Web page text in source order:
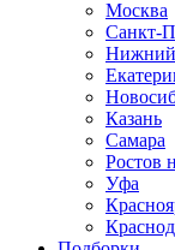
Москва
Санкт-
Нижний
Казань
Самара
Ростов
Уфа